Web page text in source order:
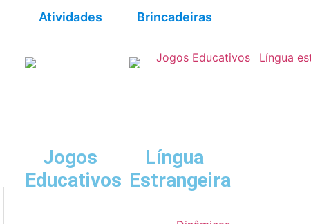
Atividades Brincadeiras
Jogos
Educativos
Língua
Estrangeira